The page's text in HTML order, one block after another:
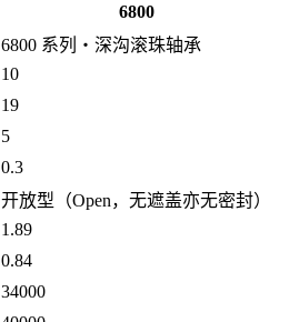
6800
6800 系列・深沟滚珠轴承
10
19
5
0.3
开放型（Open，无遮盖亦无密封）
1.89
0.84
34000